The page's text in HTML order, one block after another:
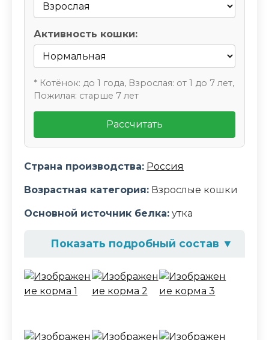
Активность кошки:
* Котёнок: до 1 года, Взрослая: от 1 до 7 лет,
Пожилая: старше 7 лет
Рассчитать
Страна производства: Россия
Возрастная категория: Взрослые кошки
Основной источник белка: утка
Показать подробный состав ▼
Состав корма
мясо и мясные ингредиенты (из
ее переработки, аминокислоты,